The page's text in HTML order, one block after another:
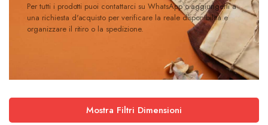
Per tutti i prodotti puoi contattarci su WhatsApp o aggiungerli a
una richiesta d'acquisto per verificare la reale disponibilità e
organizzare il ritiro o la spedizione.
Mostra Filtri Dimensioni